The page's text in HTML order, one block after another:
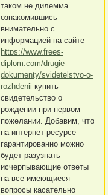
таком не дилемма
ознакомившись
внимательно с
информацией на сайте
https://www.frees-
diplom.com/drugie-
dokumenty/svidetelstvo-o-
rozhdenii купить
свидетельство о
рождении при первом
пожелании. Добавим, что
на интернет-ресурсе
гарантированно можно
будет разузнать
исчерпывающие ответы
на все имеющиеся
вопросы касательно